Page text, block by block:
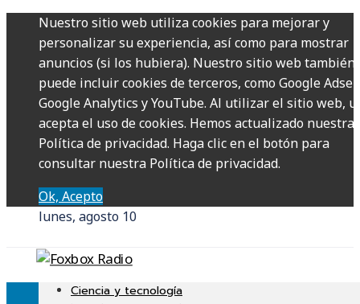
Nuestro sitio web utiliza cookies para mejorar y
personalizar su experiencia, así como para mostrar
anuncios (si los hubiera). Nuestro sitio web también
puede incluir cookies de terceros, como Google
Google Analytics y YouTube. Al utilizar el sitio web,
acepta el uso de cookies. Hemos actualizado nuestra
Política de privacidad. Haga clic en el botón para
consultar nuestra Política de privacidad.
Ok, Acepto
lunes, agosto 10
Ciencia y tecnología